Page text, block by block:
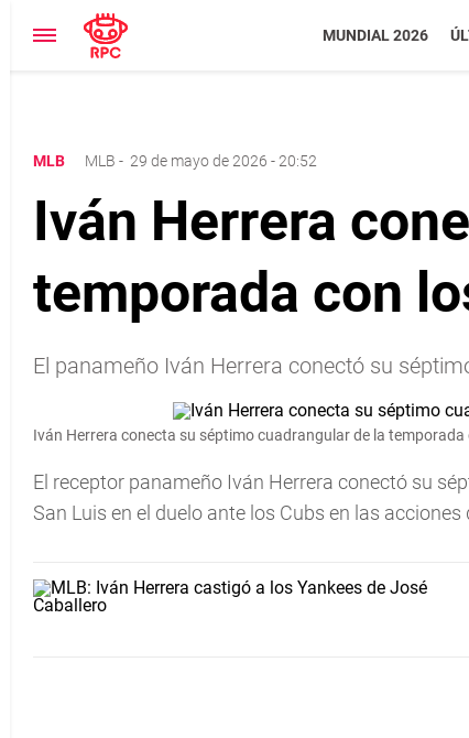
MUNDIAL 2026
MLB MLB - 29 de mayo de 2026 - 20:52
Iván Herrera
temporada con
El panameño Iván Herrera conectó su
Iván Herrera conecta su séptimo cuadrangular de la temporada
El receptor panameño Iván Herrera conectó su
San Luis en el duelo ante los Cubs en las